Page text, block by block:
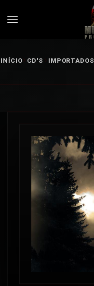
INÍCIO CD'S IMPORTADOS